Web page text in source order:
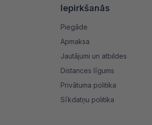
Iepirkšanās
Piegāde
Apmaksa
Jautājumi un atbildes
Distances līgums
Privātuma politika
Sīkdatņu politika